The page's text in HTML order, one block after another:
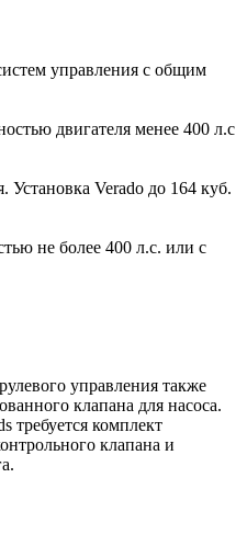
управления с общим
двигателя менее 400 л.с
Установка Verado до 164 куб.
не более 400 л.с. или с
управления также
клапана для насоса.
требуется комплект
клапана и